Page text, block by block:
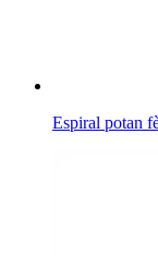
Espiral potan